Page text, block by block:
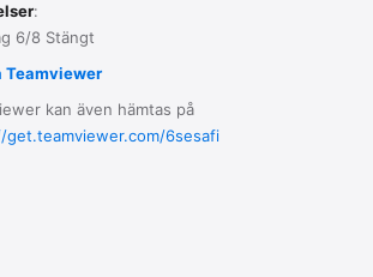
:
6/8 Stängt
Teamviewer
kan även hämtas på
get.teamviewer.com/6sesafi